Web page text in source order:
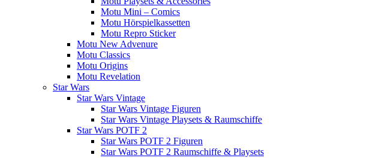
Motu Mini – Comics
Motu Hörspielkassetten
Motu Repro Sticker
Motu New Advenure
Motu Classics
Motu Origins
Motu Revelation
Star Wars
Star Wars Vintage
Star Wars Vintage Figuren
Star Wars Vintage Playsets & Raumschiffe
Star Wars POTF 2
Star Wars POTF 2 Figuren
Star Wars POTF 2 Raumschiffe & Playsets